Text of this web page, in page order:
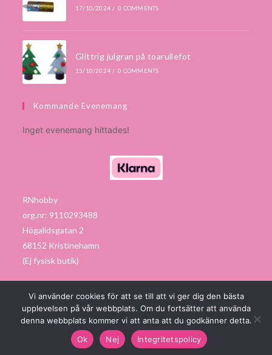
FRI FRAKT vid köp över 1000:-
17/10/2024 / 0 COMMENTS
Glittrig julgran på toarullefot
15/10/2024 / 0 COMMENTS
Kommande Evenemang
Inget evenemang hittades!
RNhobby
org.nr: 9110293488
Högalidsgatan 2
68152 Kristinehamn
(Ej fysisk butik)
Made with love by Hjältebyrån AB
Vi använder cookies för att se till att vi ger dig den bästa
upplevelsen på vår webbplats. Om du fortsätter att använda
denna webbplats kommer vi att anta att du godkänner detta.
Ok
Nej Integritetspolicy